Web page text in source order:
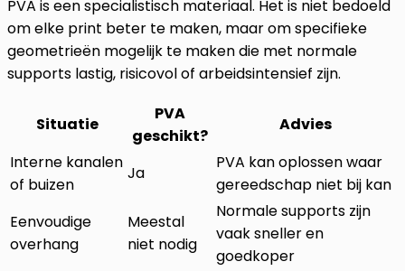
PVA is een specialistisch materiaal. Het is niet bedoeld
om elke print beter te maken, maar om specifieke
geometrieën mogelijk te maken die met normale
supports lastig, risicovol of arbeidsintensief zijn.
Situatie
PVA
geschikt?
Advies
Interne kanalen
of buizen
Ja
PVA kan oplossen waar
gereedschap niet bij kan
Eenvoudige
overhang
Meestal
niet nodig
Normale supports zijn
vaak sneller en
goedkoper